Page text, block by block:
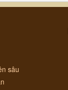
sâu